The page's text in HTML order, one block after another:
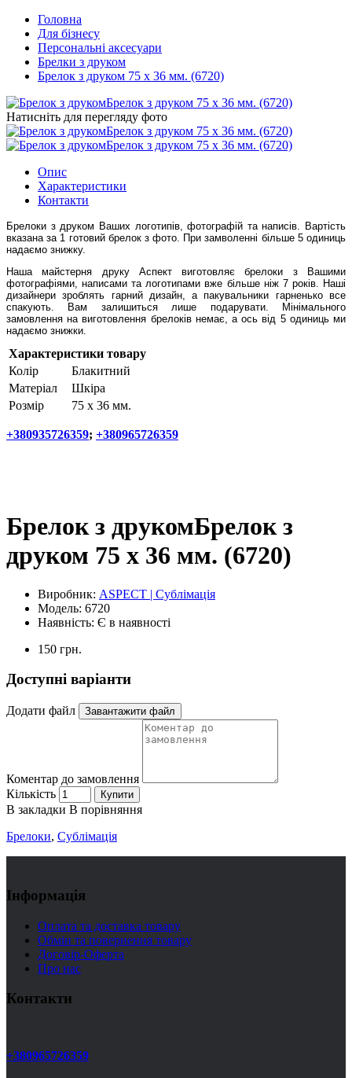
Головна
Для бізнесу
Персональні аксесуари
Брелки з друком
Брелок з друком 75 х 36 мм. (6720)
Натисніть для перегляду фото
Опис
Характеристики
Контакти
Брелоки з друком Ваших логотипів, фотографій та написів. Вартість
вказана за 1 готовий брелок з фото. При замволенні більше 5 одиниць
надаємо знижку.
Наша майстерня друку Аспект виготовляє брелоки з Вашими
фотографіями, написами та логотипами вже більше ніж 7 років. Наші
дизайнери зроблять гарний дизайн, а пакувальники гарненько все
спакують. Вам залишиться лише подарувати. Мінімального
замовлення на виготовлення брелоків немає, а ось від 5 одиниць ми
надаємо знижки.
Характеристики товару
Колір
Блакитний
Матеріал
Шкіра
Розмір
75 х 36 мм.
+380935726359; +380965726359
Брелок з друкомБрелок з
друком 75 х 36 мм. (6720)
Виробник: ASPECT | Сублімація
Модель: 6720
Наявність: Є в наявності
150 грн.
Доступні варіанти
Додати файл Завантажити файл
Коментар до замовлення
Кількість
Купити
В закладки В порівняння
Брелоки, Сублімація
Інформація
Оплата та доставка товару
Обмін та повернення товару
Договір-Оферта
Про нас
Контакти
+380965726359